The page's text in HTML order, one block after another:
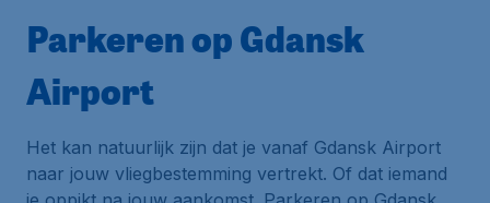
Parkeren op Gdansk
Airport
Het kan natuurlijk zijn dat je vanaf Gdansk Airport
naar jouw vliegbestemming vertrekt. Of dat iemand